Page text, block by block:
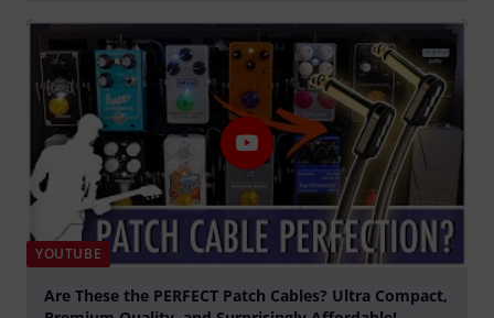
YOUTUBE
Are These the PERFECT Patch Cables? Ultra Compact,